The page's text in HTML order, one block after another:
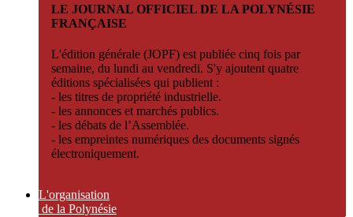
LE JOURNAL OFFICIEL DE LA POLYNÉSIE
FRANÇAISE
L'édition générale (JOPF) est publiée cinq fois par
semaine, du lundi au vendredi. S'y ajoutent quatre
éditions spécialisées qui publient :
- les titres de propriété industrielle.
- les annonces et marchés publics.
- les débats de l’Assemblée.
- les empreintes numériques des documents signés
électroniquement.
L'organisation
de la Polynésie